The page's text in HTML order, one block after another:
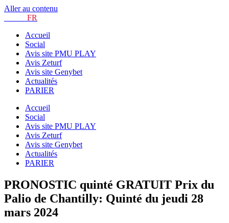
Aller au contenu
FR
Accueil
Social
Avis site PMU PLAY
Avis Zeturf
Avis site Genybet
Actualités
PARIER
Accueil
Social
Avis site PMU PLAY
Avis Zeturf
Avis site Genybet
Actualités
PARIER
PRONOSTIC quinté GRATUIT Prix du
Palio de Chantilly: Quinté du jeudi 28
mars 2024